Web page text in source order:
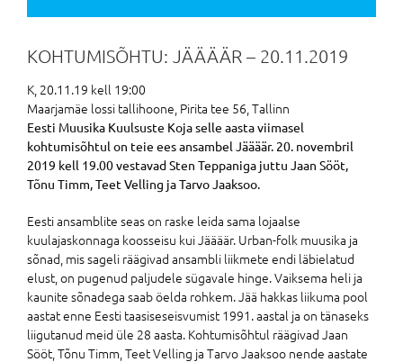
KOHTUMISÕHTU: JÄÄÄÄR – 20.11.2019
K, 20.11.19 kell 19:00
Maarjamäe lossi tallihoone, Pirita tee 56, Tallinn
Eesti Muusika Kuulsuste Koja selle aasta viimasel
kohtumisõhtul on teie ees ansambel Jäääär. 20. novembril
2019 kell 19.00 vestavad Sten Teppaniga juttu Jaan Sööt,
Tõnu Timm, Teet Velling ja Tarvo Jaaksoo.
Eesti ansamblite seas on raske leida sama lojaalse
kuulajaskonnaga koosseisu kui Jäääär. Urban-folk muusika ja
sõnad, mis sageli räägivad ansambli liikmete endi läbielatud
elust, on pugenud paljudele sügavale hinge. Vaiksema heli ja
kaunite sõnadega saab öelda rohkem. Jää hakkas liikuma pool
aastat enne Eesti taasiseseisvumist 1991. aastal ja on tänaseks
liigutanud meid üle 28 aasta. Kohtumisõhtul räägivad Jaan
Sööt, Tõnu Timm, Teet Velling ja Tarvo Jaaksoo nende aastate